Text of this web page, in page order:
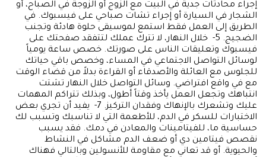
إجراء محادثات جدية في البيت مع الزوج أو الزوجة في الصباح، أو
الشجار في السيارة أو إجراء تشات صباحي على فيسبوك. في
الطريق إلى العمل فقط استمع لموسيقى حلوة هادئة وتجنب
الضجيج. 5- خلال النهار، لا تترك عملك لتتفقد صفحتك على
فيسبوك وتعليقات الناس على صورتك. خصص ساعة يومياً
لوسائل التواصل الاجتماعي في المساء، وخصص باقي حياتك
للجلوس مع العائلة والأصدقاء أو القراءة بدلاً من قضاء الوقت
مع في واقع افتراضي. وسائل التواصل خلال النهار تشتت
انتباهك وتجعل العمل يأخذ وقتاً أطول، وبذلك تتراكم المهمات
عليك وتشعرك بالإنهاك وفقدان التركيز. 7- يفيد أن تجري بعض
الاختبارات للسكر في الدم، للأطعمة التي لا تناسبك وتسبب لك
حساسية ما، للفيتامينات والمعادن في دمك. فقد يسبب
نقصص فيتامين دي أو ضعف الدم مشاكل في النشاط
والحيوية. أو قد تعاني مع مقاومة للأنسولين وبالتالي فهناك